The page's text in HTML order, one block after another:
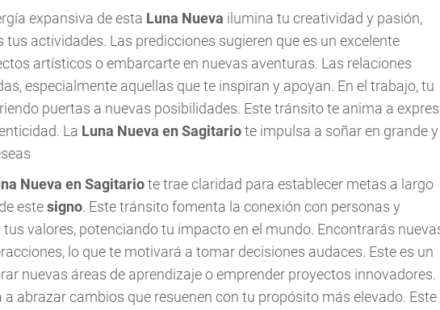
expansiva de esta Luna Nueva ilumina tu creatividad y pasión,
actividades. Las predicciones sugieren que es un excelente
artísticos o embarcarte en nuevas aventuras. Las relaciones
especialmente aquellas que te inspiran y apoyan. En el trabajo, tu
puertas a nuevas posibilidades. Este tránsito te anima a
La Luna Nueva en Sagitariote impulsa a soñar en grande y
Nueva en Sagitariote trae claridad para establecer metas a largo
estesigno. Este tránsito fomenta la conexión con personas y
valores, potenciando tu impacto en el mundo. Encontrarás
lo que te motivará a tomar decisiones audaces. Este es un
nuevas áreas de aprendizaje o emprender proyectos innovadores.
abrazar cambios que resuenen con tu propósito más elevado. Este